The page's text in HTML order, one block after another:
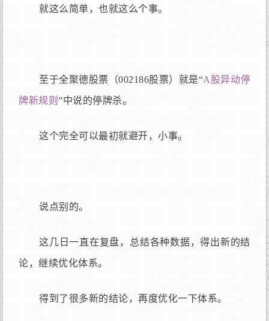
就这么简单，也就这么个事。
至于全聚德股票（002186股票）就是“A股异动停
牌新规则 ”中说的停牌杀。
这个完全可以最初就避开，小事。
说点别的。
这几日一直在复盘，总结各种数据，得出新的结
论，继续优化体系。
得到了很多新的结论，再度优化一下体系。